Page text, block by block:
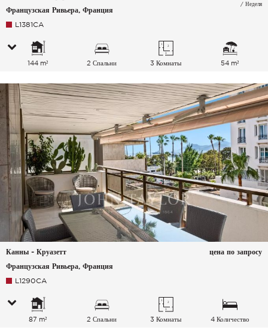
Французская Ривьера, Франция
/ Неделя
L1381CA
144 m² 2 Спальни 3 Комнаты 54 m²
Канны - Круазетт
Французская Ривьера, Франция
цена по запросу
L1290CA
87 m² 2 Спальни 3 Комнаты
4 Количество